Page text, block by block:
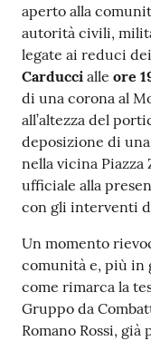
aperto alla
autorità civili,
legate ai reduci
Carducci alle ore
di una corona al
all’altezza del
deposizione di
nella vicina Piazza
ufficiale alla
con gli interventi
Un momento
comunità e, più
come rimarca la
Gruppo da
Romano Rossi,